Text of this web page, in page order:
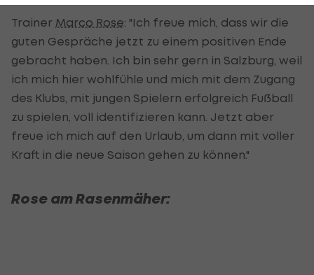
Trainer Marco Rose: "Ich freue mich, dass wir die
guten Gespräche jetzt zu einem positiven Ende
gebracht haben. Ich bin sehr gern in Salzburg, weil
ich mich hier wohlfühle und mich mit dem Zugang
des Klubs, mit jungen Spielern erfolgreich Fußball
zu spielen, voll identifizieren kann. Jetzt aber
freue ich mich auf den Urlaub, um dann mit voller
Kraft in die neue Saison gehen zu können."
Rose am Rasenmäher: